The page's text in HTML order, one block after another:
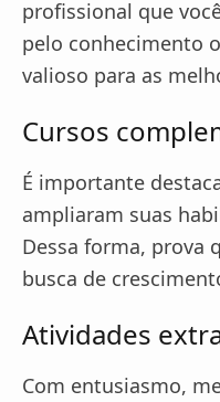
profissional que
pelo conhecimento
valioso para as
Cursos
É importante
ampliaram suas
Dessa forma, prova
busca de
Atividades
Com entusiasmo,